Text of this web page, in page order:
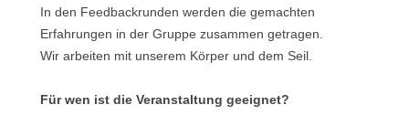
In den Feedbackrunden werden die gemachten
Erfahrungen in der Gruppe zusammen getragen.
Wir arbeiten mit unserem Körper und dem Seil.
Für wen ist die Veranstaltung geeignet?